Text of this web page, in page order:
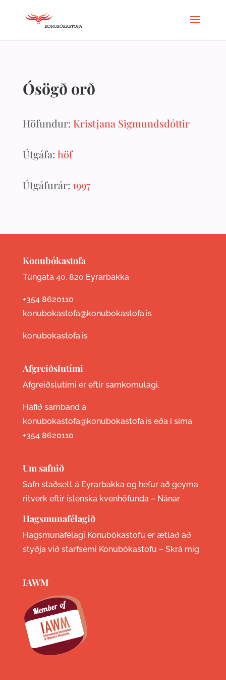
Ósögð orð
Höfundur: Kristjana Sigmundsdóttir
Útgáfa: höf
Útgáfurár: 1997
Konubókastofa
Túngata 40, 820 Eyrarbakka
+354 8620110
konubokastofa@konubokastofa.is
konubokastofa.is
Afgreiðslutími
Afgreiðslutími er eftir samkomulagi.
Hafið samband á
konubokastofa@konubokastofa.is eða í síma
+354 8620110
Um safnið
Safn staðsett á Eyrarbakka og hefur að geyma
ritverk eftir íslenska kvenhöfunda – Nánar
Hagsmunafélagið
Hagsmunafélagi Konubókastofu er ætlað að
styðja við starfsemi Konubókastofu – Skrá mig
IAWM